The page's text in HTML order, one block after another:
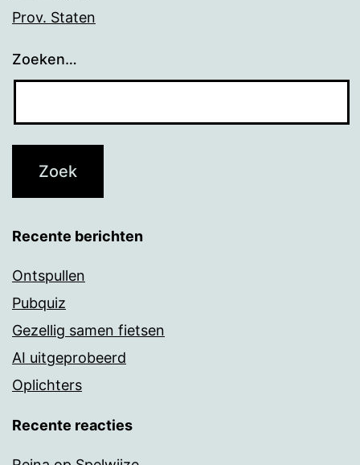
Prov. Staten
Zoeken…
Recente berichten
Ontspullen
Pubquiz
Gezellig samen fietsen
AI uitgeprobeerd
Oplichters
Recente reacties